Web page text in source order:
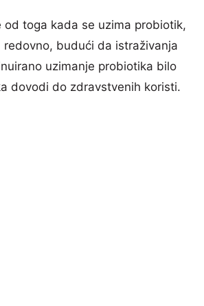
od toga kada se uzima probiotik,
redovno, budući da istraživanja
uzimanje probiotika bilo
dovodi do zdravstvenih koristi.